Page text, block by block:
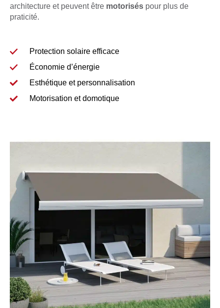
architecture et peuvent être motorisés pour plus de
praticité.
Protection solaire efficace
Économie d’énergie
Esthétique et personnalisation
Motorisation et domotique